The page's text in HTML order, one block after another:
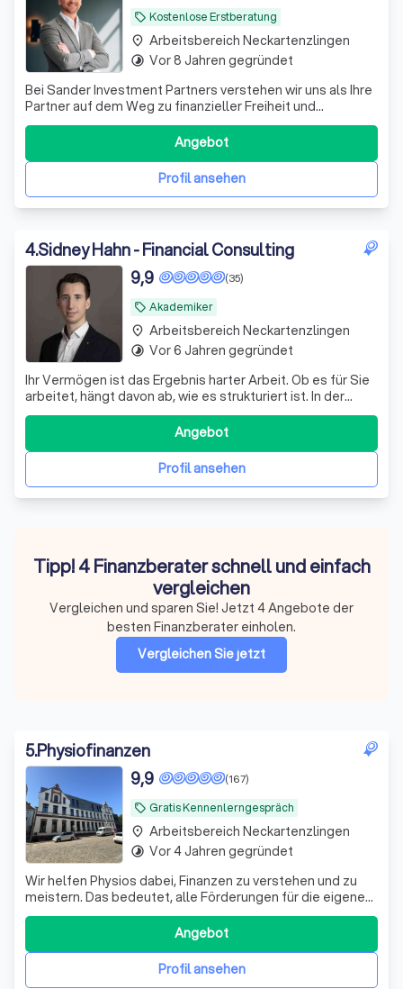
local_offer Kostenlose Erstberatung
Bei Sander Investment Partners verstehen wir uns als Ihre
Partner auf dem Weg zu finanzieller Freiheit und
Sicherheit. Mit über einem Jahrzehnt Erfahrung im
Investmentbereich und einem engagierten Team aus
Experten bieten wir maßgeschneiderte Anlagestrategien,
die perfekt auf Ihre individuellen Bedü
Profil ansehen
Angebot
place Arbeitsbereich Neckartenzlingen
timelapse Vor 8 Jahren gegründet
4.Sidney Hahn - Financial Consulting
local_offer Akademiker
(35)
9,9
Ihr Vermögen ist das Ergebnis harter Arbeit. Ob es für Sie
arbeitet, hängt davon ab, wie es strukturiert ist. In der
Praxis zeigen sich bei bestehenden Depots regelmäßig
dieselben Schwachstellen: – eine Zusammensetzung, die
aus einzelnen Empfehlungen gewachsen ist statt aus
einem Plan – laufende KProfil ansehen
Angebot
place Arbeitsbereich Neckartenzlingen
timelapse Vor 6 Jahren gegründet
Tipp! 4 Finanzberater schnell und einfach
vergleichen
Vergleichen und sparen Sie! Jetzt 4 Angebote der
besten Finanzberater einholen.
Vergleichen Sie jetzt
5.Physiofinanzen
local_offer Gratis Kennenlerngespräch
(167)
9,9
Wir helfen Physios dabei, Finanzen zu verstehen und zu
meistern. Das bedeutet, alle Förderungen für die eigene
Vorsorge und Absicherung richtig zu nutzen.
Profil ansehen
Angebot
place Arbeitsbereich Neckartenzlingen
timelapse Vor 4 Jahren gegründet